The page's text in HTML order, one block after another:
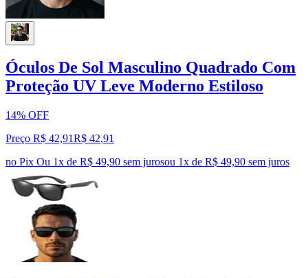
Óculos De Sol Masculino Quadrado Com
Proteção UV Leve Moderno Estiloso
14% OFF
Preço R$ 42,91R$ 42,91
no Pix Ou 1x de R$ 49,90 sem jurosou 1x de R$ 49,90 sem juros